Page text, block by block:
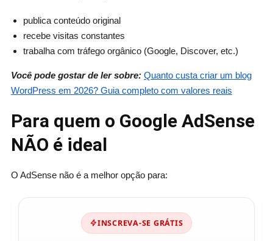
publica conteúdo original
recebe visitas constantes
trabalha com tráfego orgânico (Google, Discover, etc.)
Você pode gostar de ler sobre: Quanto custa criar um blog
WordPress em 2026? Guia completo com valores reais
Para quem o Google AdSense
NÃO é ideal
O AdSense não é a melhor opção para:
INSCREVA-SE GRÁTIS